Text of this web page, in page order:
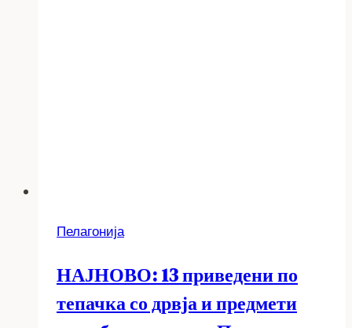
Пелагонија
НАЈНОВО: 13 приведени по
тепачка со дрвја и предмети